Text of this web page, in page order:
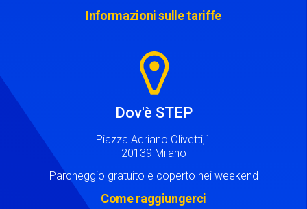
Informazioni sulle tariffe
Dov'è STEP
Piazza Adriano Olivetti,1
20139 Milano
Parcheggio gratuito e coperto nei weekend
Come raggiungerci